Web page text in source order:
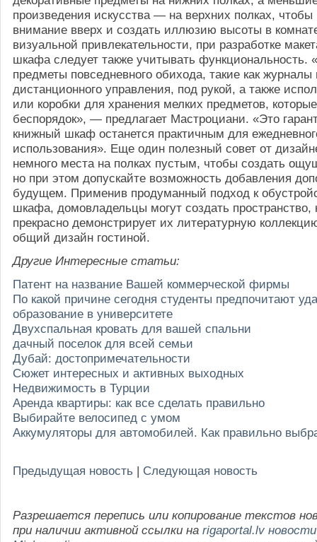
произведения искусства — на верхних полках, чтобы
внимание вверх и создать иллюзию высоты в
визуальной привлекательности, при разработке
шкафа следует также учитывать функциональность.
предметы повседневного обихода, такие как
дистанционного управления, под рукой, а также
или коробки для хранения мелких предметов,
беспорядок», — предлагает Мастроциани. «Это
книжный шкаф останется практичным для
использования». Еще один полезный совет от
немного места на полках пустым, чтобы создать
но при этом допускайте возможность добавления
будущем. Применив продуманный подход к
шкафа, домовладельцы могут создать пространство,
прекрасно демонстрирует их литературную
общий дизайн гостиной.
Другие Интересные статьи:
Патент на название Вашей коммерческой фирмы
По какой причине сегодня студенты предпочитают
образование в университете
Двухспальная кровать для вашей спальни
дачный поселок для всей семьи
Дубай: достопримечательности
Сюжет интересных и активных выходных
Недвижимость в Турции
Аренда квартиры: как все сделать правильно
Выбирайте велосипед с умом
Аккумуляторы для автомобилей. Как правильно
Предыдущая новость | Следующая новость
Разрешается перепись или копирование текстов
при наличии активной ссылки на rigaportal.lv новости